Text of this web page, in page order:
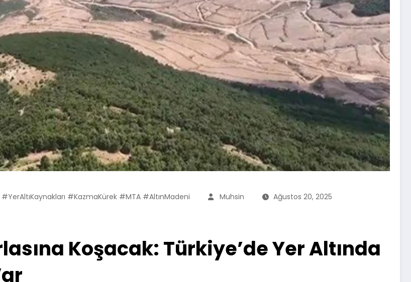
#KazmaKürek #MTA #AltınMadeni Muhsin Ağustos 20, 2025
Koşacak: Türkiye’de Yer Altında